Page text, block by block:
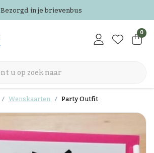
Bezorgd in je brievenbus
0
Wenskaarten Party Outfit